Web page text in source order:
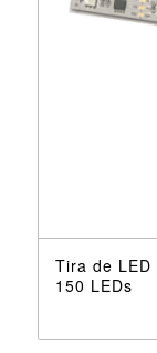
Tira de LED
150 LEDs